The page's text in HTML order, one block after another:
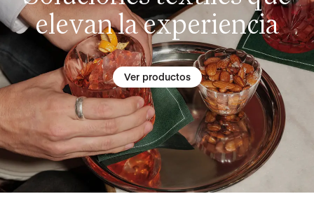
elevan la experiencia
Ver productos